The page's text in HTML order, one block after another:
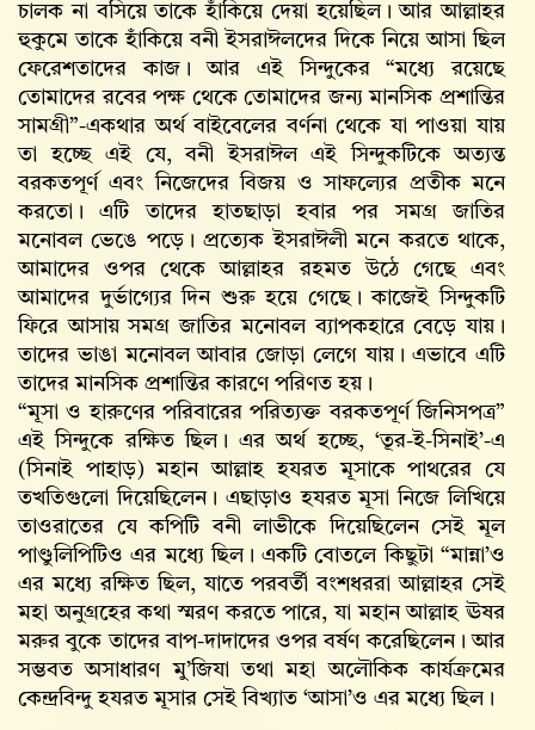
চালক না বসিয়ে তাকে হাঁকিয়ে দেয়া হয়েছিল। আর আল্লাহর
হুকুমে তাকে হাঁকিয়ে বনী ইসরাঈলদের দিকে নিয়ে আসা ছিল
ফেরেশতাদের কাজ। আর এই সিন্দুকের “মধ্যে রয়েছে
তোমাদের রবের পক্ষ থেকে তোমাদের জন্য মানসিক প্রশান্তির
সামগ্রী”-একথার অর্থ বাইবেলের বর্ণনা থেকে যা পাওয়া যায়
তা হচ্ছে এই যে, বনী ইসরাঈল এই সিন্দুকটিকে অত্যন্ত
বরকতপূর্ণ এবং নিজেদের বিজয় ও সাফল্যের প্রতীক মনে
করতো। এটি তাদের হাতছাড়া হবার পর সমগ্র জাতির
মনোবল ভেঙে পড়ে। প্রত্যেক ইসরাঈলী মনে করতে থাকে,
আমাদের ওপর থেকে আল্লাহর রহমত উঠে গেছে এবং
আমাদের দুর্ভাগ্যের দিন শুরু হয়ে গেছে। কাজেই সিন্দুকটি
ফিরে আসায় সমগ্র জাতির মনোবল ব্যাপকহারে বেড়ে যায়।
তাদের ভাঙা মনোবল আবার জোড়া লেগে যায়। এভাবে এটি
তাদের মানসিক প্রশান্তির কারণে পরিণত হয়।
“মূসা ও হারুণের পরিবারের পরিত্যক্ত বরকতপূর্ণ জিনিসপত্র”
এই সিন্দুকে রক্ষিত ছিল। এর অর্থ হচ্ছে, ‘তূর-ই-সিনাই’-এ
(সিনাই পাহাড়) মহান আল্লাহ‌ হযরত মূসাকে পাথরের যে
তখতিগুলো দিয়েছিলেন। এছাড়াও হযরত মূসা নিজে লিখিয়ে
তাওরাতের যে কপিটি বনী লাভীকে দিয়েছিলেন সেই মূল
পাণ্ডুলিপিটিও এর মধ্যে ছিল। একটি বোতলে কিছুটা “মান্না’ও
এর মধ্যে রক্ষিত ছিল, যাতে পরবর্তী বংশধররা আল্লাহর সেই
মহা অনুগ্রহের কথা স্মরণ করতে পারে, যা মহান আল্লাহ‌ ঊষর
মরুর বুকে তাদের বাপ-দাদাদের ওপর বর্ষণ করেছিলেন। আর
সম্ভবত অসাধারণ মু’জিযা তথা মহা অলৌকিক কার্যক্রমের
কেন্দ্রবিন্দু হযরত মূসার সেই বিখ্যাত ‘আসা’ও এর মধ্যে ছিল।